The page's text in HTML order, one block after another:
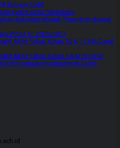
Bahasa UNRI
Genre Kota Pekanbaru
Sebelum Masuk Pesantren diawal
PPDH TP. 2026/2027
Akhir Tahun Kelas 10 & 11 MA Darul
Akhir Tahun Kelas 7-8 MTs Darul
Pencapaian Kompetensi Santri